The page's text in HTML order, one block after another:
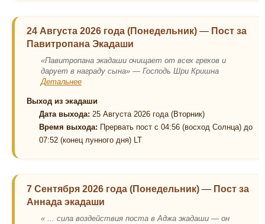
24 Августа 2026 года (Понедельник) — Пост за
Павитропана Экадаши
«Павитропана экадаши очищает от всех грехов и
дарует в награду сына» — Господь Шри Кришна
Детальнее
Выход из экадаши
Дата выхода: 25 Августа 2026 года (Вторник)
Время выхода: Прервать пост с 04:56 (восход Солнца) до
07:52 (конец лунного дня) LT
7 Сентября 2026 года (Понедельник) — Пост за
Аннада экадаши
« ... сила воздействия поста в Аджа экадаши — он